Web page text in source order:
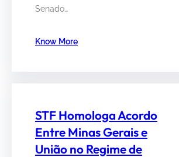
Senado…
Know More
STF Homologa Acordo
Entre Minas Gerais e
União no Regime de